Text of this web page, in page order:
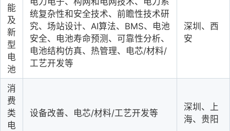
能
及
新
型
电
池
统复杂性和安全技术、前瞻性技术研
究、场站设计、 AI算法、BMS、电池
安全、电池寿命预测、可靠性分析、
电池结构仿真、热管理、电芯/材料/
工艺开发等
深圳、西
安
消
费
类
电
设备改善、电芯/材料/工艺开发等
深圳、上
海、贵阳